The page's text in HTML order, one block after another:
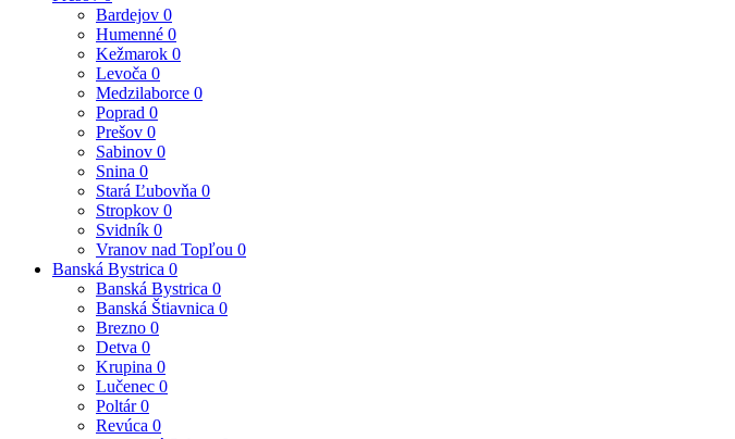
Bardejov 0
Humenné 0
Kežmarok 0
Levoča 0
Medzilaborce 0
Poprad 0
Prešov 0
Sabinov 0
Snina 0
Stará Ľubovňa 0
Stropkov 0
Svidník 0
Vranov nad Topľou 0
Banská Bystrica 0
Banská Bystrica 0
Banská Štiavnica 0
Brezno 0
Detva 0
Krupina 0
Lučenec 0
Poltár0
Revúca 0